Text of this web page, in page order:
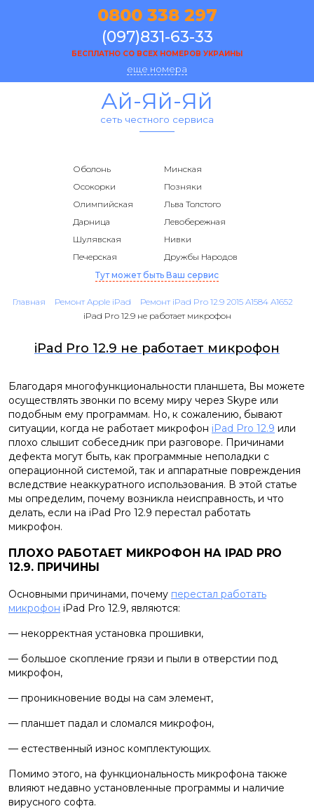
0800 338 297
(097)831-63-33
БЕСПЛАТНО СО ВСЕХ НОМЕРОВ УКРАИНЫ
еще номера
Ай-Яй-Яй
сеть честного сервиса
Оболонь
Минская
Осокорки
Позняки
Олимпийская
Льва Толстого
Дарница
Левобережная
Шулявская
Нивки
Печерская
Дружбы Народов
Тут может быть Ваш сервис
Главная Ремонт Apple iPad
Ремонт iPad Pro 12.9 2015 A1584 A1652
iPad Pro 12.9 не работает микрофон
iPad Pro 12.9 не работает микрофон
Благодаря многофункциональности планшета, Вы можете
осуществлять звонки по всему миру через Skype или
подобным ему программам. Но, к сожалению, бывают
ситуации, когда не работает микрофон iPad Pro 12.9 или
плохо слышит собеседник при разговоре. Причинами
дефекта могут быть, как программные неполадки с
операционной системой, так и аппаратные повреждения
вследствие неаккуратного использования. В этой статье
мы определим, почему возникла неисправность, и что
делать, если на iPad Pro 12.9 перестал работать
микрофон.
ПЛОХО РАБОТАЕТ МИКРОФОН НА IPAD PRO
12.9. ПРИЧИНЫ
Основными причинами, почему перестал работать
микрофон iPad Pro 12.9, являются:
— некорректная установка прошивки,
— большое скопление грязи и пыли в отверстии под
микрофон,
— проникновение воды на сам элемент,
— планшет падал и сломался микрофон,
— естественный износ комплектующих.
Помимо этого, на функциональность микрофона также
влияют недавно установленные программы и наличие
вирусного софта.